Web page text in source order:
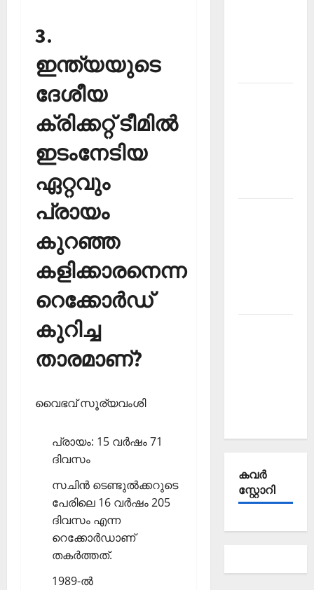
3.
ഇന്ത്യയുടെ
ദേശീയ
ക്രിക്കറ്റ് ടീമില്‍
ഇടംനേടിയ
ഏറ്റവും
പ്രായം
കുറഞ്ഞ
കളിക്കാരനെന്ന
റെക്കോര്‍ഡ്
കുറിച്ച
താരമാണ്?
വൈഭവ് സൂര്യവംശി
പ്രായം: 15 വര്‍ഷം 71
ദിവസം
സചിന്‍ ടെണ്ടുല്‍ക്കറുടെ
പേരിലെ 16 വര്‍ഷം 205
ദിവസം എന്ന
റെക്കോര്‍ഡാണ്
തകര്‍ത്തത്.
1989-ല്‍
കവര്‍
സ്റ്റോറി